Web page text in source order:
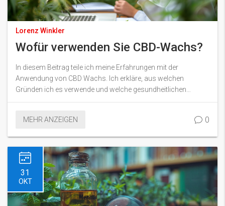
Lorenz Winkler
Wofür verwenden Sie CBD-Wachs?
In diesem Beitrag teile ich meine Erfahrungen mit der
Anwendung von CBD Wachs. Ich erkläre, aus welchen
Gründen ich es verwende und welche gesundheitlichen
Vorteile ich daraus ziehe. Nach meiner Meinung, könnte die
wenn Sie auf natürliche Mittel setzen. Begleiten Sie mich auf
faszinierende Produkt.
MEHR ANZEIGEN 0
31
OKT